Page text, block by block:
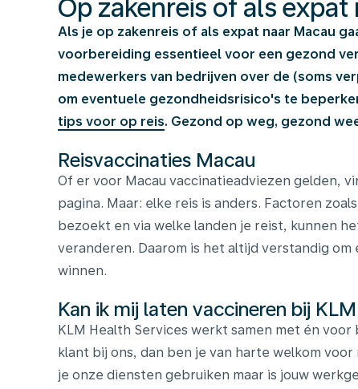
Op zakenreis of als expat
Als je op zakenreis of als expat naar Macau
voorbereiding essentieel voor een gezond
medewerkers van bedrijven over de (soms
om eventuele gezondheidsrisico's te
tips voor op reis. Gezond op weg, gezond
Reisvaccinaties Macau
Of er voor Macau vaccinatieadviezen gelden,
pagina. Maar: elke reis is anders. Factoren
bezoekt en via welke landen je reist, kunnen
veranderen. Daarom is het altijd verstandig om
winnen.
Kan ik mij laten vaccineren bij
KLM Health Services werkt samen met én
klant bij ons, dan ben je van harte welkom
je onze diensten gebruiken maar is jouw